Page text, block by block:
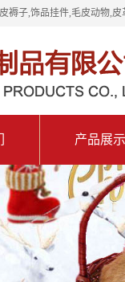
褥子,饰品挂件,毛皮动物,
产品展示